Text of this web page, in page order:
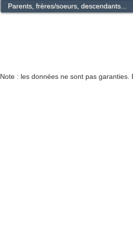
Parents, frères/soeurs, descendants...
Note : les données ne sont pas